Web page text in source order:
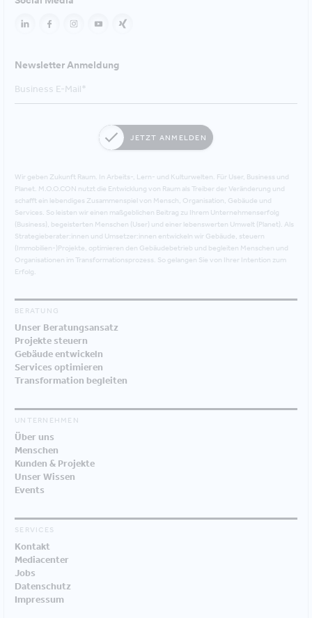
Newsletter Anmeldung
JETZT ANMELDEN
Wir geben Zukunft Raum. In Arbeits-, Lern- und Kulturwelten. Für User, Business und
Planet. M.O.O.CON nutzt die Entwicklung von Raum als Treiber der Veränderung und
schafft ein lebendiges Zusammenspiel von Mensch, Organisation, Gebäude und
Services. So leisten wir einen maßgeblichen Beitrag zu Ihrem Unternehmenserfolg
(Business), begeisterten Menschen (User) und einer lebenswerten Umwelt (Planet). Als
Strategieberater:innen und Umsetzer:innen entwickeln wir Gebäude, steuern
(Immobilien-)Projekte, optimieren den Gebäudebetrieb und begleiten Menschen und
Organisationen im Transformationsprozess. So gelangen Sie von Ihrer Intention zum
Erfolg.
BERATUNG
Unser Beratungsansatz
Projekte steuern
Gebäude entwickeln
Services optimieren
Transformation begleiten
UNTERNEHMEN
Über uns
Menschen
Kunden & Projekte
Unser Wissen
Events
SERVICES
Kontakt
Mediacenter
Jobs
Datenschutz
Impressum